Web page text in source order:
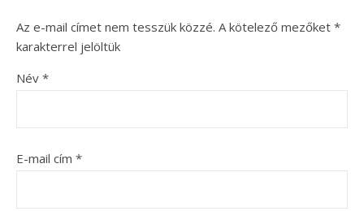
Az e-mail címet nem tesszük közzé. A kötelező mezőket *
karakterrel jelöltük
Név *
E-mail cím *